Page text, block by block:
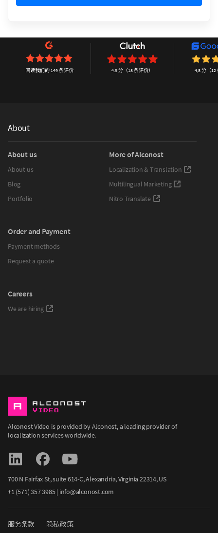
阅读我们的 149 条评价 4.9 分（18 条评价） 4,8 分（12
About
About us
About us
Blog
Portfolio
Order and Payment
Payment methods
Request a quote
Careers
We are hiring
More of Alconost
Localization & Translation
Multilingual Marketing
Nitro Translate
Alconost Video is provided by Alconost, a leading provider of
localization services worldwide.
700 N Fairfax St, suite 614-С, Alexandria, Virginia 22314, US
+1 (571) 357 3985| info@alconost.com
服务条款
隐私政策